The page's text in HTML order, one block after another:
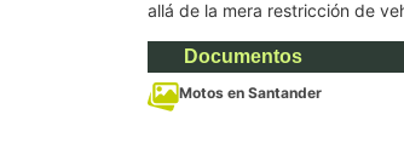
allá de la mera restricción de
Documentos
Motos en Santander